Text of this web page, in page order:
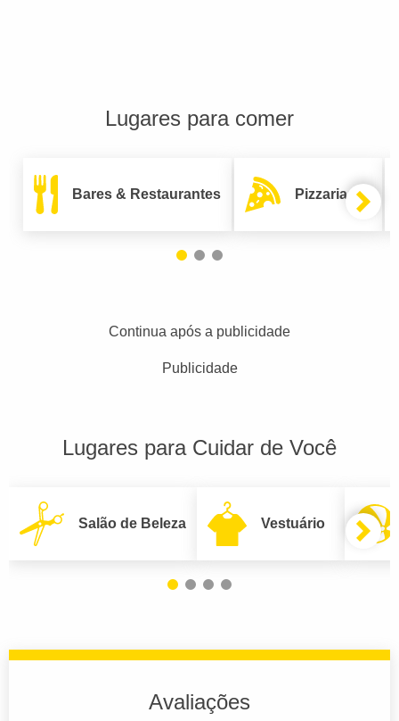
Lugares para comer
Bares & Restaurantes Pizzarias
Continua após a publicidade
Publicidade
Lugares para Cuidar de Você
Salão de Beleza Vestuário
Avaliações